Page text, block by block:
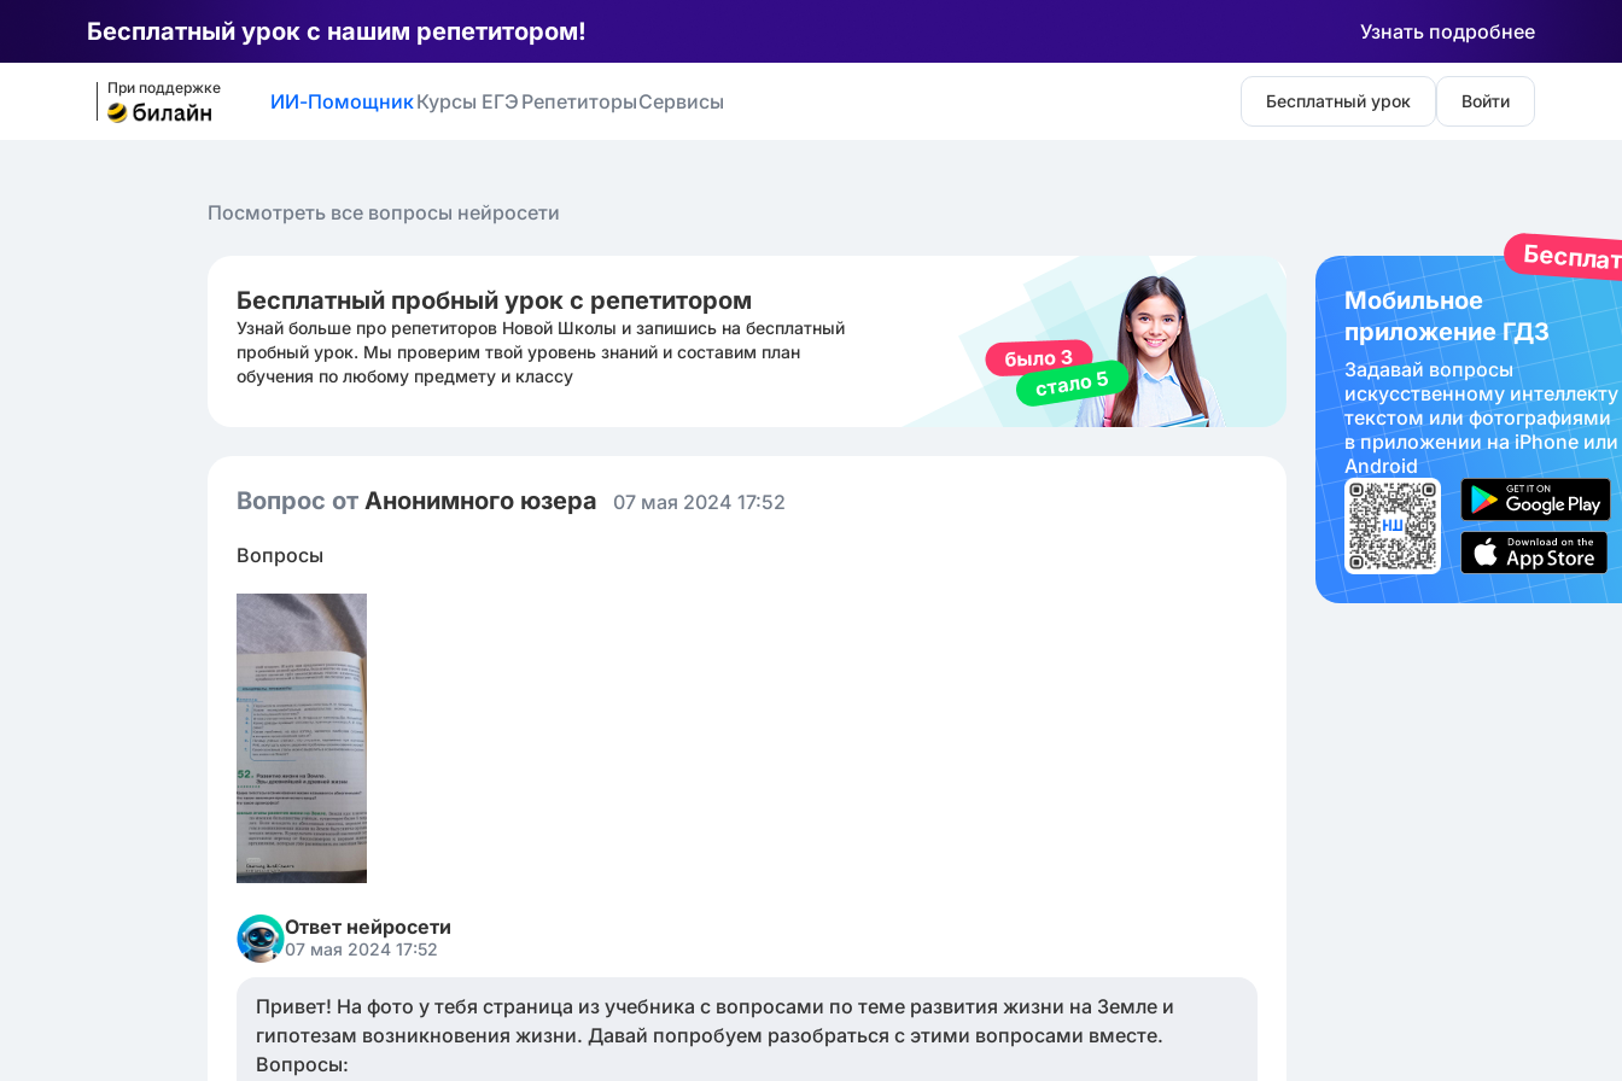
Бесплатный урок с нашим репетитором! Узнать подробнее
При поддержке
ИИ-ПомощникКурсы ЕГЭ РепетиторыСервисы Бесплатный урок Войти
Посмотреть все вопросы нейросети
Бесплатный пробный урок с репетитором
Узнай больше про репетиторов Новой Школы и запишись на бесплатный
пробный урок. Мы проверим твой уровень знаний и составим план
обучения по любому предмету и классу
Вопрос от Анонимного юзера 07 мая 2024 17:52
Вопросы
Ответ нейросети
07 мая 2024 17:52
Привет! На фото у тебя страница из учебника с вопросами по теме развития жизни на Земле и
гипотезам возникновения жизни. Давай попробуем разобраться с этими вопросами вместе.
Вопросы:
Мобильное
приложение ГДЗ
Задавай вопросы
искуcственному интеллекту
текстом или фотографиями
в приложении на iPhone или
Android